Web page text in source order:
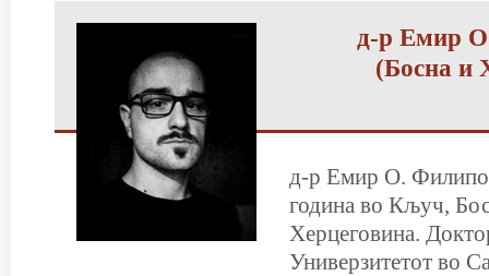
д-р Емир
(Босна и
д-р Емир О.
година во Кључ,
Херцеговина.
Универзитетот во